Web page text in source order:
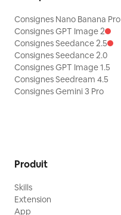
Consignes Nano Banana Pro
Consignes GPT Image 2
Consignes Seedance 2.5
Consignes Seedance 2.0
Consignes GPT Image 1.5
Consignes Seedream 4.5
Consignes Gemini 3 Pro
Produit
Skills
Extension
App